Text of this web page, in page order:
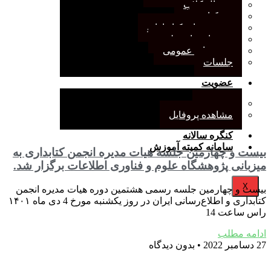
ژورنال کلاب
نقد کتاب
دورهمی‌های کتابدارانه
سخنرانی‌های علمی
مجمع‌های عمومی
جلسات
عضویت
مشاهده پروفایل
کنگره سالانه
سامانه کمیته آموزش
X
بیست و چهارمین جلسه هیات مدیره انجمن کتابداری به
میزبانی پژوهشگاه علوم و فناوری اطلاعات برگزار شد.
بیست و چهارمین جلسه رسمی هشتمین دوره هیات مدیره انجمن
کتابداری و اطلاع‌رسانی ایران در روز یکشنبه مورخ 4 دی‌ ماه ۱۴۰۱
راس ساعت 14
ادامه مطلب
27 دسامبر 2022
بدون دیدگاه